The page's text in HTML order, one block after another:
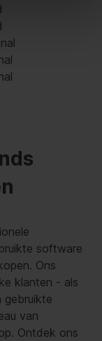
software
Ons
klanten - als
gebruikte
van
Ontdek ons